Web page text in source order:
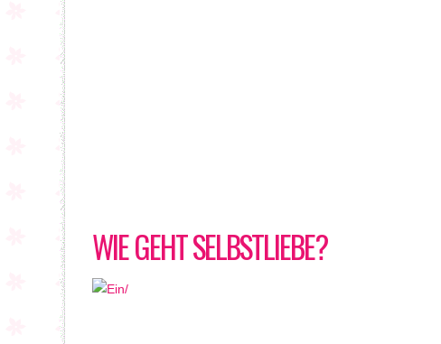
WIE GEHT SELBSTLIEBE?